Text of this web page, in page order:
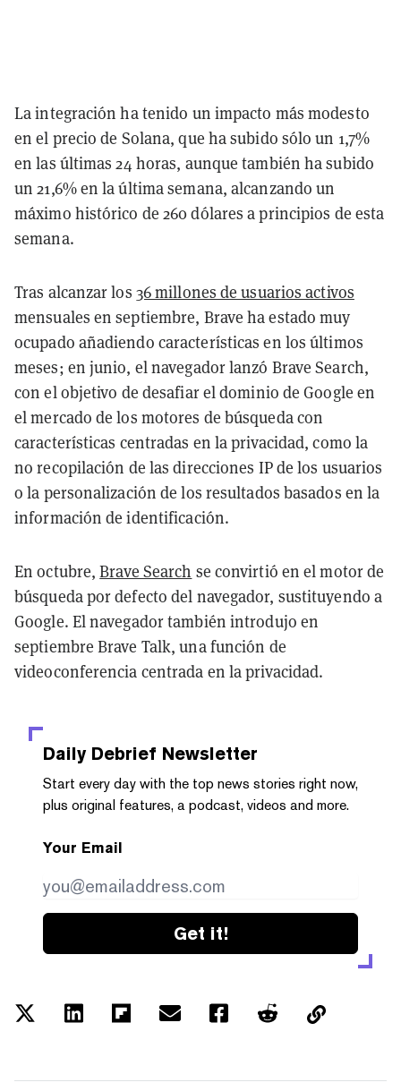
La integración ha tenido un impacto más modesto
en el precio de Solana, que ha subido sólo un 1,7%
en las últimas 24 horas, aunque también ha subido
un 21,6% en la última semana, alcanzando un
máximo histórico de 260 dólares a principios de esta
semana.
Tras alcanzar los 36 millones de usuarios activos
mensuales en septiembre, Brave ha estado muy
ocupado añadiendo características en los últimos
meses; en junio, el navegador lanzó Brave Search,
con el objetivo de desafiar el dominio de Google en
el mercado de los motores de búsqueda con
características centradas en la privacidad, como la
no recopilación de las direcciones IP de los usuarios
o la personalización de los resultados basados en la
información de identificación.
En octubre,Brave Search se convirtió en el motor de
búsqueda por defecto del navegador, sustituyendo a
Google. El navegador también introdujo en
septiembre Brave Talk, una función de
videoconferencia centrada en la privacidad.
Daily Debrief Newsletter
Start every day with the top news stories right now,
plus original features, a podcast, videos and more.
Your Email
Get it!